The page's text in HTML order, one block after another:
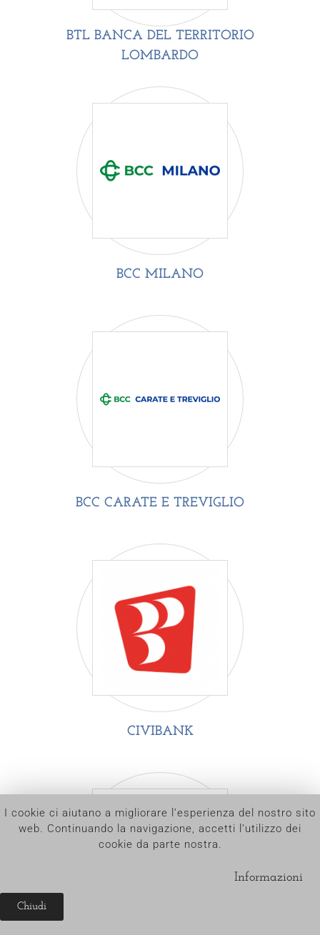
BTL BANCA DEL TERRITORIO
LOMBARDO
BCC MILANO
BCC CARATE E TREVIGLIO
CIVIBANK
Cookies help us improve our website experience. By
continuing to browse, you accept our use of cookies.
Information
Close
I cookie ci aiutano a migliorare l’esperienza del nostro sito
web. Continuando la navigazione, accetti l’utilizzo dei
cookie da parte nostra.
Informazioni
Chiudi